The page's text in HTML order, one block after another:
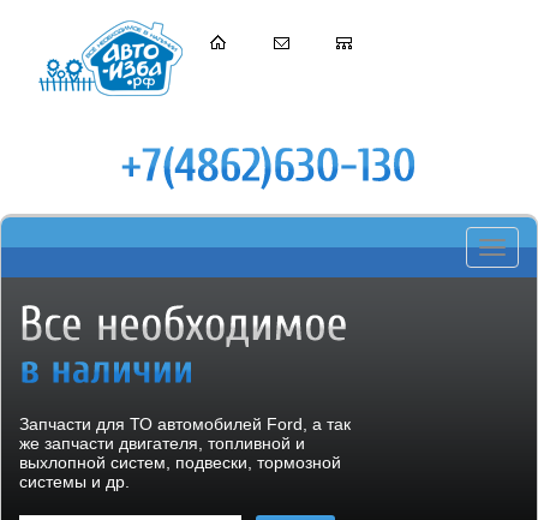
Toggle
Запчасти для ТО автомобилей Ford, а так
же запчасти двигателя, топливной и
выхлопной систем, подвески, тормозной
системы и др.